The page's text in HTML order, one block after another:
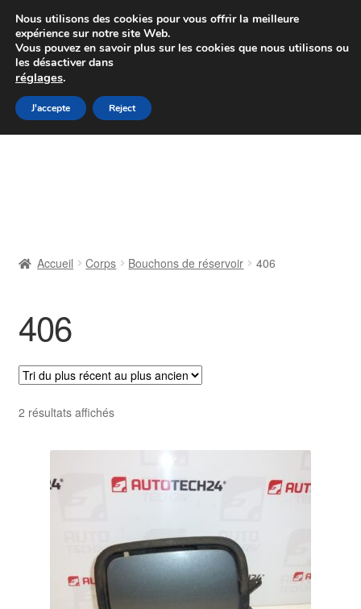
Colissimo livraison à partir de 7 EUR
Du lundi au vendredi de 9 h à 16 h
Aller
à
Aller
au
Livraison
Livraison internationale
Mon compte
Paiements
Politique de confidentialité
Accueil Corps Bouchons de réservoir 406
406
2 résultats affichésTrié
plus
au
plus
Nous utilisons des cookies pour vous offrir la meilleure
expérience sur notre site Web.
Vous pouvez en savoir plus sur les cookies que nous utilisons ou
les désactiver dans
réglages.
J'accepte Reject